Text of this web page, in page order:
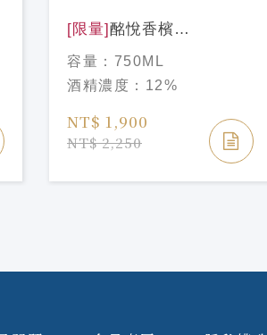
[限量] 酩悅香檳
PHARRELL WILLIAMS
聯名限量版 午夜藍 Moet
& Chandon Brut Imperial
Pharrell Williams
Limited Edition
容量： 750ML
酒精濃度： 12%
NT$ 1,900
NT$ 2,250